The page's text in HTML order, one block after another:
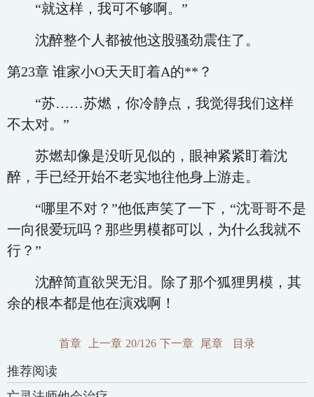
“就这样，我可不够啊。”
沈醉整个人都被他这股骚劲震住了。
第23章 谁家小O天天盯着A的**？
“苏……苏燃，你冷静点，我觉得我们这样
不太对。”
苏燃却像是没听见似的，眼神紧紧盯着沈
醉，手已经开始不老实地往他身上游走。
“哪里不对？”他低声笑了一下，“沈哥哥不是
一向很爱玩吗？那些男模都可以，为什么我就不
行？”
沈醉简直欲哭无泪。除了那个狐狸男模，其
余的根本都是他在演戏啊！
首章 上一章 20/126 下一章 尾章 目录
推荐阅读